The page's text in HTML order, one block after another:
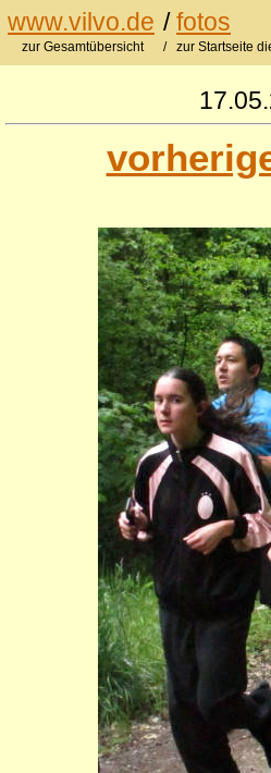
www.vilvo.de /fotos
zur Gesamtübersicht / zur Startseite